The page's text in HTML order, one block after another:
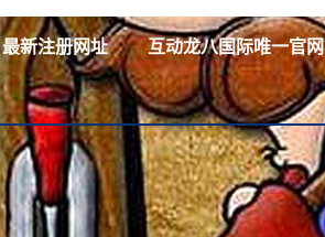
最新注册网址 互动龙八国际唯一官网